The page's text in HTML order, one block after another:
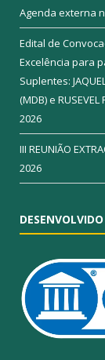
Agenda externa
Edital de
Excelência para
Suplentes:
(MDB) e RUSEVEL
2026
III REUNIÃO
2026